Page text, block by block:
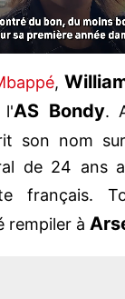
,
l'AS Bondy.
son nom
de 24 ans
français.
rempiler à